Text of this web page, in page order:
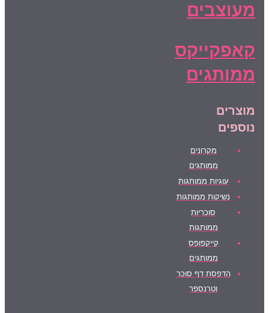
מעוצבים
קאפקייקס
ממותגים
מוצרים
נוספים
מקרונים
ממותגים
עוגיות ממותגות
נשיקות ממותגות
סוכריות
ממותגות
קייקפופס
ממותגים
הדפסת דף סוכר
וטרנספר